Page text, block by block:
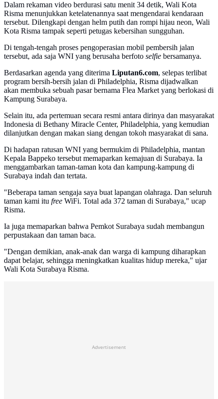
Dalam rekaman video berdurasi satu menit 34 detik, Wali Kota
Risma menunjukkan ketelatenannya saat mengendarai kendaraan
tersebut. Dilengkapi dengan helm putih dan rompi hijau neon, Wali
Kota Risma tampak seperti petugas kebersihan sungguhan.
Di tengah-tengah proses pengoperasian mobil pembersih jalan
tersebut, ada saja WNI yang berusaha berfoto selfie bersamanya.
Berdasarkan agenda yang diterima Liputan6.com, selepas terlibat
program bersih-bersih jalan di Philadelphia, Risma dijadwalkan
akan membuka sebuah pasar bernama Flea Market yang berlokasi di
Kampung Surabaya.
Selain itu, ada pertemuan secara resmi antara dirinya dan masyarakat
Indonesia di Bethany Miracle Center, Philadelphia, yang kemudian
dilanjutkan dengan makan siang dengan tokoh masyarakat di sana.
Di hadapan ratusan WNI yang bermukim di Philadelphia, mantan
Kepala Bappeko tersebut memaparkan kemajuan di Surabaya. Ia
menggambarkan taman-taman kota dan kampung-kampung di
Surabaya indah dan tertata.
"Beberapa taman sengaja saya buat lapangan olahraga. Dan seluruh
taman kami itu free WiFi. Total ada 372 taman di Surabaya," ucap
Risma.
Ia juga memaparkan bahwa Pemkot Surabaya sudah membangun
perpustakaan dan taman baca.
"Dengan demikian, anak-anak dan warga di kampung diharapkan
dapat belajar, sehingga meningkatkan kualitas hidup mereka," ujar
Wali Kota Surabaya Risma.
Advertisement